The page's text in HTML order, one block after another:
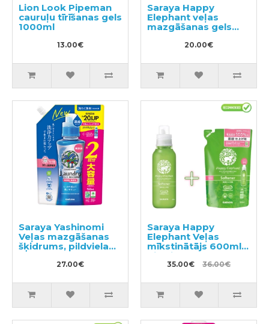
Lion Look Pipeman
cauruļu tīrīšanas gels
1000ml
13.00€
Saraya Happy
Elephant veļas
mazgāšanas gels
20.00€
Saraya Yashinomi
Veļas mazgāšanas
šķidrums, pildviela
950ml
27.00€
Saraya Happy
Elephant Veļas
mīkstinātājs 600ml +
pildviela 540ml
35.00€ 36.00€